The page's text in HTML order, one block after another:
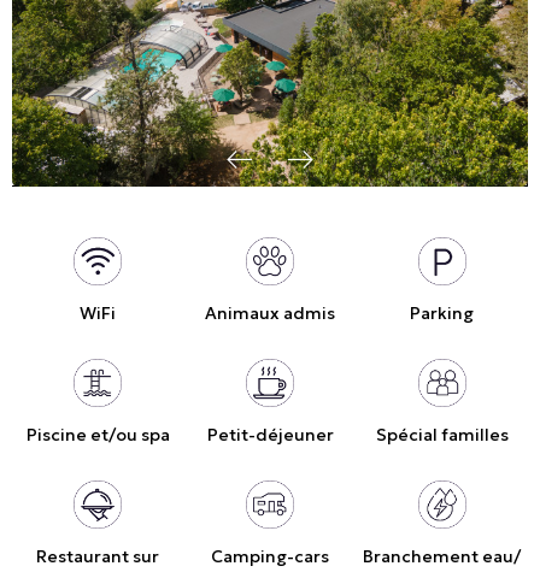
WiFi Animaux admis Parking
Piscine et/ou spa Petit-déjeuner Spécial familles
Restaurant sur
Camping-cars
Branchement eau/